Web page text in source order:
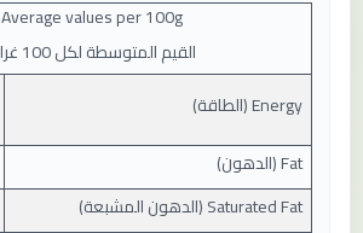
Average values ​​per100g
القيم المتوسطة لكل 100 غرام
Energy ( الطاقة)
Fat ( الدهون)
Saturated Fat ( الدهون المشبعة)